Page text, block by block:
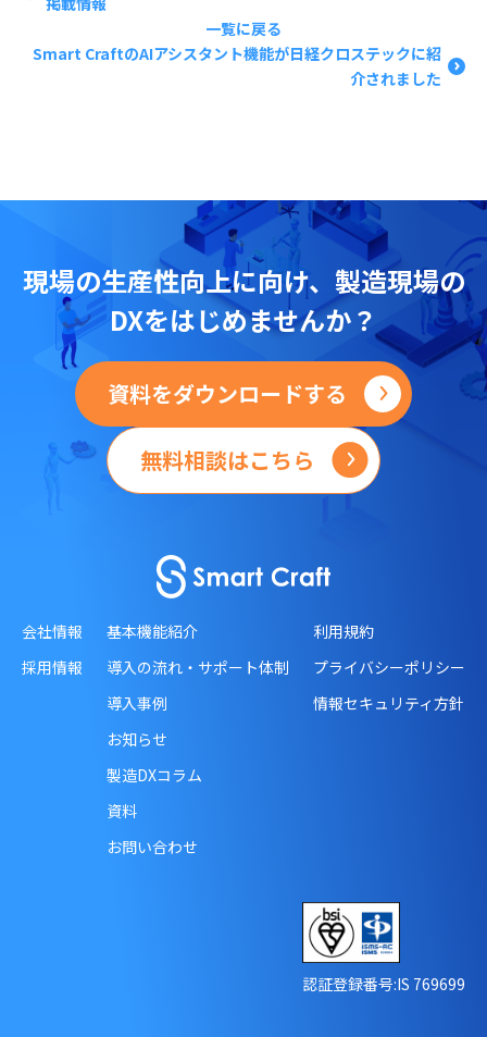
一覧に戻る
Smart CraftのAIアシスタント機能が日経クロステックに紹
介されました
現場の生産性向上に向け、 製造現場の
DXをはじめませんか？
資料をダウンロードする
無料相談はこちら
会社情報
採用情報
基本機能紹介
導入の流れ・サポート体制
導入事例
お知らせ
製造DXコラム
資料
お問い合わせ
利用規約
プライバシーポリシー
情報セキュリティ方針
認証登録番号:IS 769699